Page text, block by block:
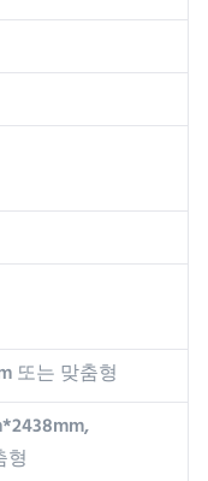
또는 맞춤형